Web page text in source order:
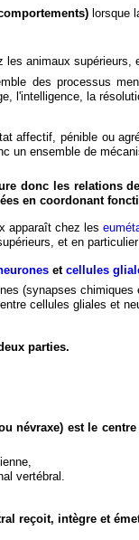
lorsque
les animaux supérieurs,
des processus
l'intelligence, la
affectif, pénible ou
un ensemble de
donc les relations
en coordonant
apparaît chez les
et en
etcellules
(synapses
cellules gliales et
parties.
névraxe) est le
vertébral.
reçoit, intègre et